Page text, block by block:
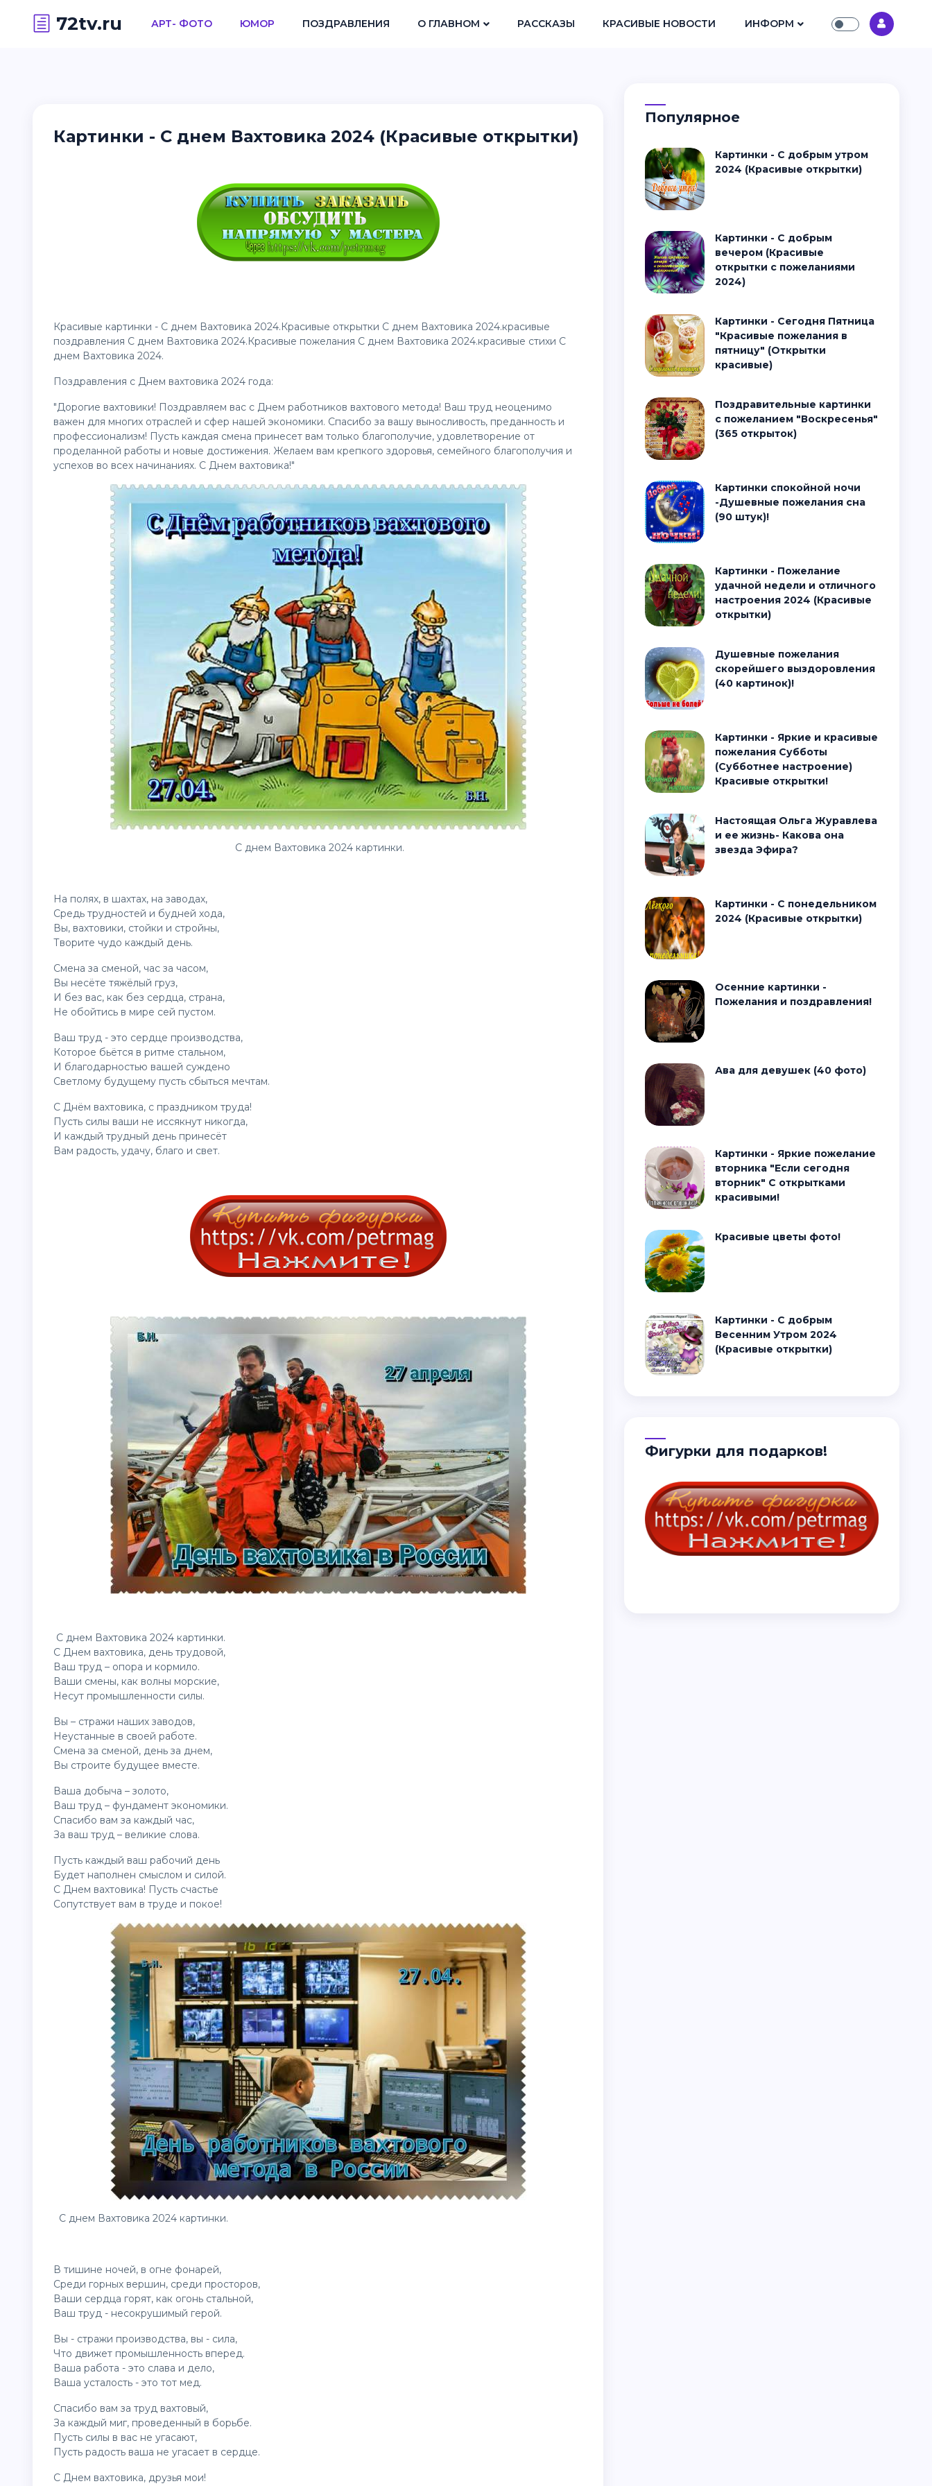
72tv.ru АРТ- ФОТО ЮМОР ПОЗДРАВЛЕНИЯ О ГЛАВНОМ РАССКАЗЫ КРАСИВЫЕ НОВОСТИ ИНФОРМ
Картинки - С днем Вахтовика 2024 (Красивые открытки)
Красивые картинки - С днем Вахтовика 2024.Красивые открытки С днем Вахтовика 2024.красивые
поздравления С днем Вахтовика 2024.Красивые пожелания С днем Вахтовика 2024.красивые стихи С
днем Вахтовика 2024.
Поздравления с Днем вахтовика 2024 года:
"Дорогие вахтовики! Поздравляем вас с Днем работников вахтового метода! Ваш труд неоценимо
важен для многих отраслей и сфер нашей экономики. Спасибо за вашу выносливость, преданность и
профессионализм! Пусть каждая смена принесет вам только благополучие, удовлетворение от
проделанной работы и новые достижения. Желаем вам крепкого здоровья, семейного благополучия и
успехов во всех начинаниях. С Днем вахтовика!"
С днем Вахтовика 2024 картинки.
На полях, в шахтах, на заводах,
Средь трудностей и будней хода,
Вы, вахтовики, стойки и стройны,
Творите чудо каждый день.
Смена за сменой, час за часом,
Вы несёте тяжёлый груз,
И без вас, как без сердца, страна,
Не обойтись в мире сей пустом.
Ваш труд - это сердце производства,
Которое бьётся в ритме стальном,
И благодарностью вашей суждено
Светлому будущему пусть сбыться мечтам.
С Днём вахтовика, с праздником труда!
Пусть силы ваши не иссякнут никогда,
И каждый трудный день принесёт
Вам радость, удачу, благо и свет.
С днем Вахтовика 2024 картинки.
С Днем вахтовика, день трудовой,
Ваш труд – опора и кормило.
Ваши смены, как волны морские,
Несут промышленности силы.
Вы – стражи наших заводов,
Неустанные в своей работе.
Смена за сменой, день за днем,
Вы строите будущее вместе.
Ваша добыча – золото,
Ваш труд – фундамент экономики.
Спасибо вам за каждый час,
За ваш труд – великие слова.
Пусть каждый ваш рабочий день
Будет наполнен смыслом и силой.
С Днем вахтовика! Пусть счастье
Сопутствует вам в труде и покое!
С днем Вахтовика 2024 картинки.
В тишине ночей, в огне фонарей,
Среди горных вершин, среди просторов,
Ваши сердца горят, как огонь стальной,
Ваш труд - несокрушимый герой.
Вы - стражи производства, вы - сила,
Что движет промышленность вперед.
Ваша работа - это слава и дело,
Ваша усталость - это тот мед.
Спасибо вам за труд вахтовый,
За каждый миг, проведенный в борьбе.
Пусть силы в вас не угасают,
Пусть радость ваша не угасает в сердце.
С Днем вахтовика, друзья мои!
Популярное
Картинки - С добрым утром
2024 (Красивые открытки)
Картинки - С добрым
вечером (Красивые
открытки с пожеланиями
2024)
Картинки - Сегодня Пятница
"Красивые пожелания в
пятницу" (Открытки
красивые)
Поздравительные картинки
с пожеланием "Воскресенья"
(365 открыток)
Картинки спокойной ночи
-Душевные пожелания сна
(90 штук)!
Картинки - Пожелание
удачной недели и отличного
настроения 2024 (Красивые
открытки)
Душевные пожелания
скорейшего выздоровления
(40 картинок)!
Картинки - Яркие и красивые
пожелания Субботы
(Субботнее настроение)
Красивые открытки!
Настоящая Ольга Журавлева
и ее жизнь- Какова она
звезда Эфира?
Картинки - С понедельником
2024 (Красивые открытки)
Осенние картинки -
Пожелания и поздравления!
Ава для девушек (40 фото)
Картинки - Яркие пожелание
вторника "Если сегодня
вторник" С открытками
красивыми!
Красивые цветы фото!
Картинки - С добрым
Весенним Утром 2024
(Красивые открытки)
Фигурки для подарков!